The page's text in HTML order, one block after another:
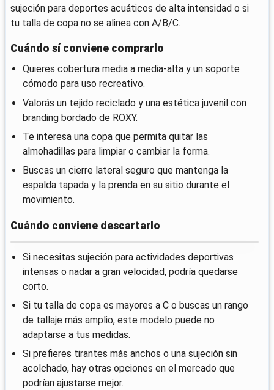
sujeción para deportes acuáticos de alta intensidad o si
tu talla de copa no se alinea con A/B/C.
Cuándo sí conviene comprarlo
Quieres cobertura media a media-alta y un soporte
cómodo para uso recreativo.
Valorás un tejido reciclado y una estética juvenil con
branding bordado de ROXY.
Te interesa una copa que permita quitar las
almohadillas para limpiar o cambiar la forma.
Buscas un cierre lateral seguro que mantenga la
espalda tapada y la prenda en su sitio durante el
movimiento.
Cuándo conviene descartarlo
Si necesitas sujeción para actividades deportivas
intensas o nadar a gran velocidad, podría quedarse
corto.
Si tu talla de copa es mayores a C o buscas un rango
de tallaje más amplio, este modelo puede no
adaptarse a tus medidas.
Si prefieres tirantes más anchos o una sujeción sin
acolchado, hay otras opciones en el mercado que
podrían ajustarse mejor.